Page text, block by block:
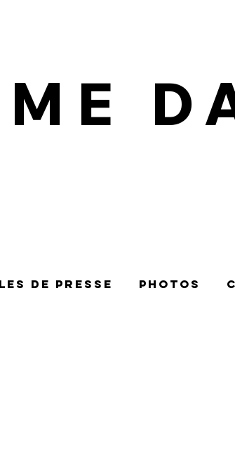
de presse Photos